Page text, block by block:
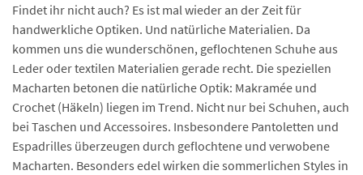
Findet ihr nicht auch? Es ist mal wieder an der Zeit für
handwerkliche Optiken. Und natürliche Materialien. Da
kommen uns die wunderschönen, geflochtenen Schuhe aus
Leder oder textilen Materialien gerade recht. Die speziellen
Macharten betonen die natürliche Optik: Makramée und
Crochet (Häkeln) liegen im Trend. Nicht nur bei Schuhen, auch
bei Taschen und Accessoires. Insbesondere Pantoletten und
Espadrilles überzeugen durch geflochtene und verwobene
Macharten. Besonders edel wirken die sommerlichen Styles in